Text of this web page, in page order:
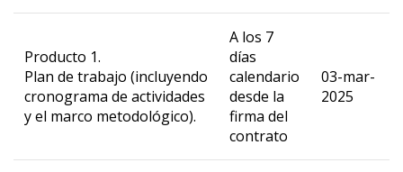
Producto 1.
Plan de trabajo (incluyendo
cronograma de actividades
y el marco metodológico).
A los 7
días
calendario
desde la
firma del
contrato
03-mar-
2025